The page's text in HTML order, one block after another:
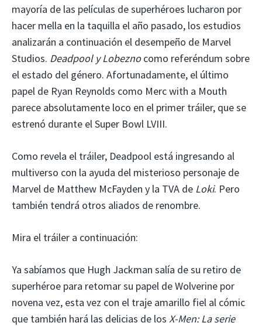
mayoría de las películas de superhéroes lucharon por
hacer mella en la taquilla el año pasado, los estudios
analizarán a continuación el desempeño de Marvel
Studios. Deadpool y Lobeznocomo referéndum sobre
el estado del género. Afortunadamente, el último
papel de Ryan Reynolds como Merc with a Mouth
parece absolutamente loco en el primer tráiler, que se
estrenó durante el Super Bowl LVIII.
Como revela el tráiler, Deadpool está ingresando al
multiverso con la ayuda del misterioso personaje de
Marvel de Matthew McFayden y la TVA de Loki. Pero
también tendrá otros aliados de renombre.
Mira el tráiler a continuación:
Ya sabíamos que Hugh Jackman salía de su retiro de
superhéroe para retomar su papel de Wolverine por
novena vez, esta vez con el traje amarillo fiel al cómic
que también hará las delicias de los X-Men: La serie